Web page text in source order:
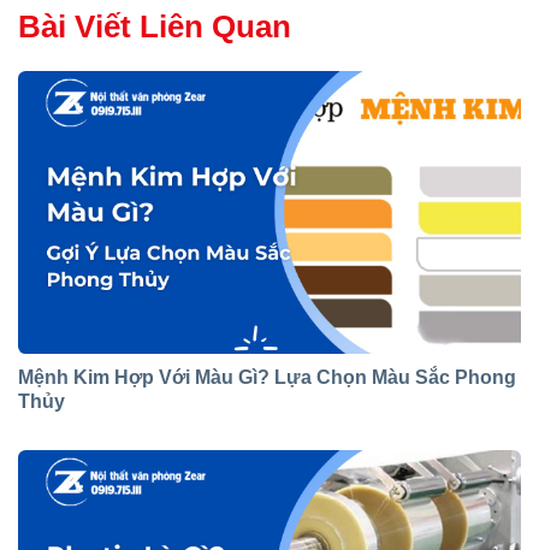
Bài Viết Liên Quan
Mệnh Kim Hợp Với Màu Gì? Lựa Chọn Màu Sắc Phong
Thủy